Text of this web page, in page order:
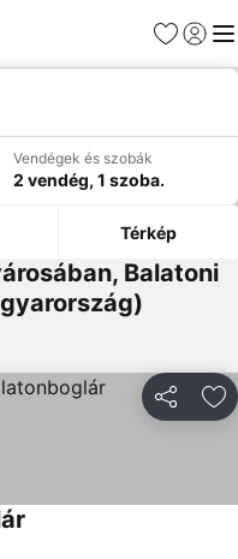
Kedvencek
Vendégek és szobák
2 vendég, 1 szoba.
Térkép
Balatoni